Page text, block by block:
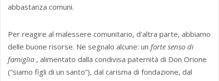
abbastanza comuni.
Per reagire al malessere comunitario, d'altra parte, abbiamo
delle buone risorse. Ne segnalo alcune: un forte senso di
famiglia , alimentato dalla condivisa paternità di Don Orione
(“siamo figli di un santo”), dal carisma di fondazione, dal